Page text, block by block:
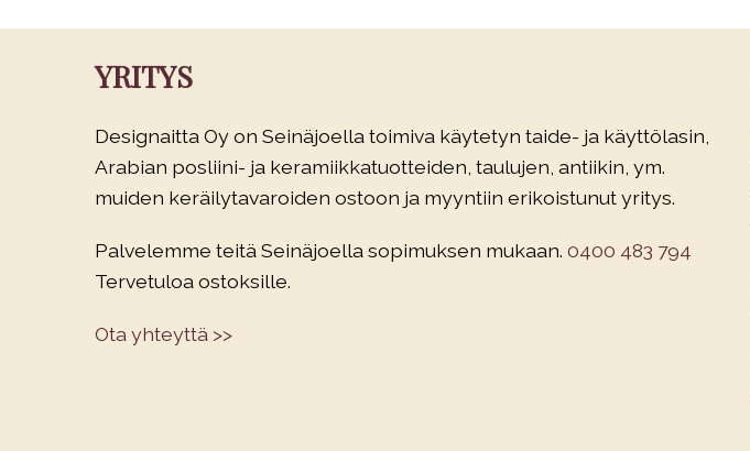
YRITYS
Designaitta Oy on Seinäjoella toimiva käytetyn taide- ja käyttölasin,
Arabian posliini- ja keramiikkatuotteiden, taulujen, antiikin, ym.
muiden keräilytavaroiden ostoon ja myyntiin erikoistunut yritys.
Palvelemme teitä Seinäjoella sopimuksen mukaan. 0400 483 794
Tervetuloa ostoksille.
Ota yhteyttä >>